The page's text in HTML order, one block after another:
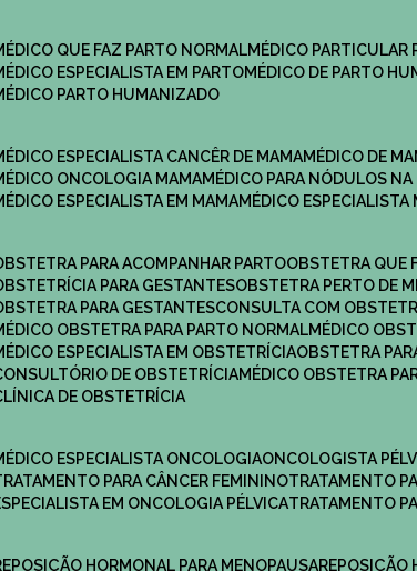
MÉDICO QUE FAZ PARTO NORMAL
MÉDICO PARTICULAR
MÉDICO ESPECIALISTA EM PARTO
MÉDICO DE PARTO
MÉDICO PARTO HUMANIZADO
MÉDICO ESPECIALISTA CANCÊR DE MAMA
MÉDICO DE
MÉDICO ONCOLOGIA MAMA
MÉDICO PARA NÓDULOS
MÉDICO ESPECIALISTA EM MAMA
MÉDICO ESPECIALISTA
OBSTETRA PARA ACOMPANHAR PARTO
OBSTETRA
OBSTETRÍCIA PARA GESTANTES
OBSTETRA PERTO DE
OBSTETRA PARA GESTANTES
CONSULTA COM
MÉDICO OBSTETRA PARA PARTO NORMAL
MÉDICO
MÉDICO ESPECIALISTA EM OBSTETRÍCIA
OBSTETRA
CONSULTÓRIO DE OBSTETRÍCIA
MÉDICO OBSTETRA
CLÍNICA DE OBSTETRÍCIA
MÉDICO ESPECIALISTA ONCOLOGIA
ONCOLOGISTA
TRATAMENTO PARA CÂNCER FEMININO
TRATAMENTO
ESPECIALISTA EM ONCOLOGIA PÉLVICA
TRATAMENTO
REPOSIÇÃO HORMONAL PARA MENOPAUSA